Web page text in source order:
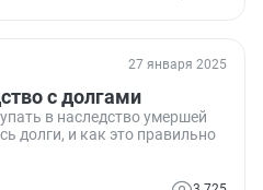
27 января 2025
с долгами
в наследство умершей
долги, и как это правильно